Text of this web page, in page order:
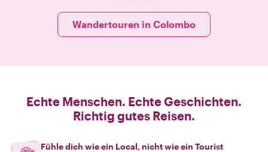
Wandertouren in Colombo
Echte Menschen. Echte Geschichten.
Richtig gutes Reisen.
Fühle dich wie ein Local, nicht wie ein Tourist